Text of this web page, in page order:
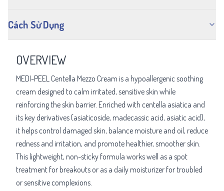
Cách Sử Dụng
OVERVIEW
MEDI-PEEL Centella Mezzo Cream is a hypoallergenic soothing
cream designed to calm irritated, sensitive skin while
reinforcing the skin barrier. Enriched with centella asiatica and
its key derivatives (asiaticoside, madecassic acid, asiatic acid),
it helps control damaged skin, balance moisture and oil, reduce
redness and irritation, and promote healthier, smoother skin.
This lightweight, non-sticky formula works well as a spot
treatment for breakouts or as a daily moisturizer for troubled
or sensitive complexions.